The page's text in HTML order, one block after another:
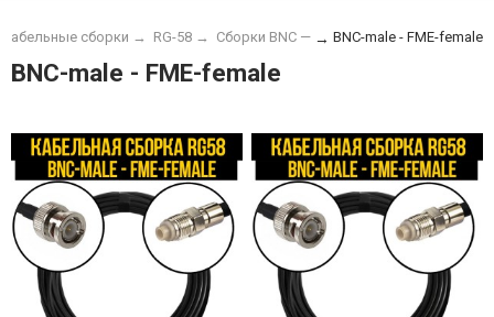
Кабельные сборки → RG-58 → Сборки BNC — → BNC-male - FME-female
BNC-male - FME-female